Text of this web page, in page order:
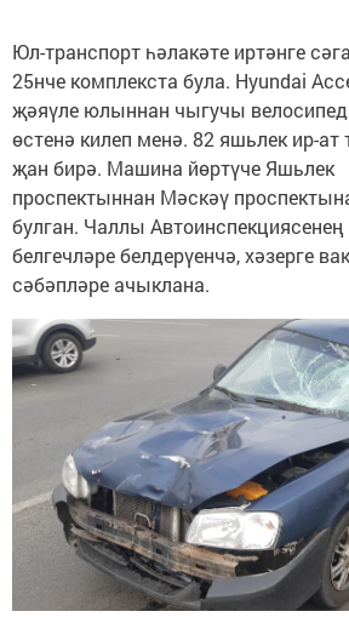
Юл-транспорт һәлакәте иртәнге
25нче комплекста була. Hyundai
җәяүле юлыннан чыгучы
өстенә килеп менә. 82 яшьлек ир-ат
җан бирә. Машина йөртүче Яшьлек
проспектыннан Мәскәү
булган. Чаллы Автоинспекциясенең
белгечләре белдерүенчә, хәзерге
сәбәпләре ачыклана.